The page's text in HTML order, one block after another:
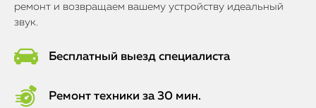
ремонт и возвращаем вашему устройству идеальный
звук.
Бесплатный выезд специалиста
Ремонт техники за 30 мин.